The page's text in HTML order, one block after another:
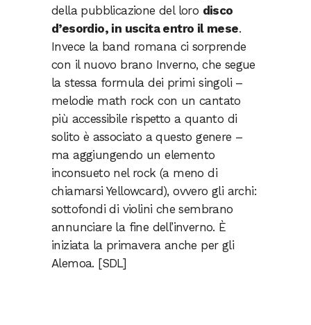
della pubblicazione del loro disco
d’esordio, in uscita entro il mese.
Invece la band romana ci sorprende
con il nuovo brano Inverno, che segue
la stessa formula dei primi singoli –
melodie math rock con un cantato
più accessibile rispetto a quanto di
solito è associato a questo genere –
ma aggiungendo un elemento
inconsueto nel rock (a meno di
chiamarsi Yellowcard), ovvero gli archi:
sottofondi di violini che sembrano
annunciare la fine dell’inverno. È
iniziata la primavera anche per gli
Alemoa. [SDL]